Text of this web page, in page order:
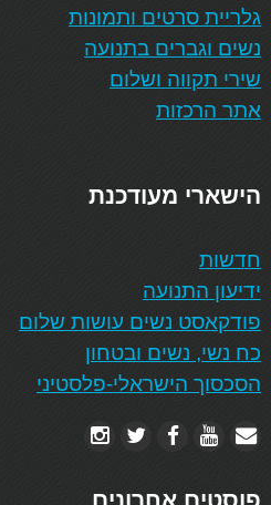
גלריית סרטים ותמונות
נשים וגברים בתנועה
שירי תקווה ושלום
אתר הרכזות
הישארי מעודכנת
חדשות
ידיעון התנועה
פודקאסט נשים עושות שלום
כח נשי, נשים ובטחון
הסכסוך הישראלי-פלסטיני
פוסטים אחרונים